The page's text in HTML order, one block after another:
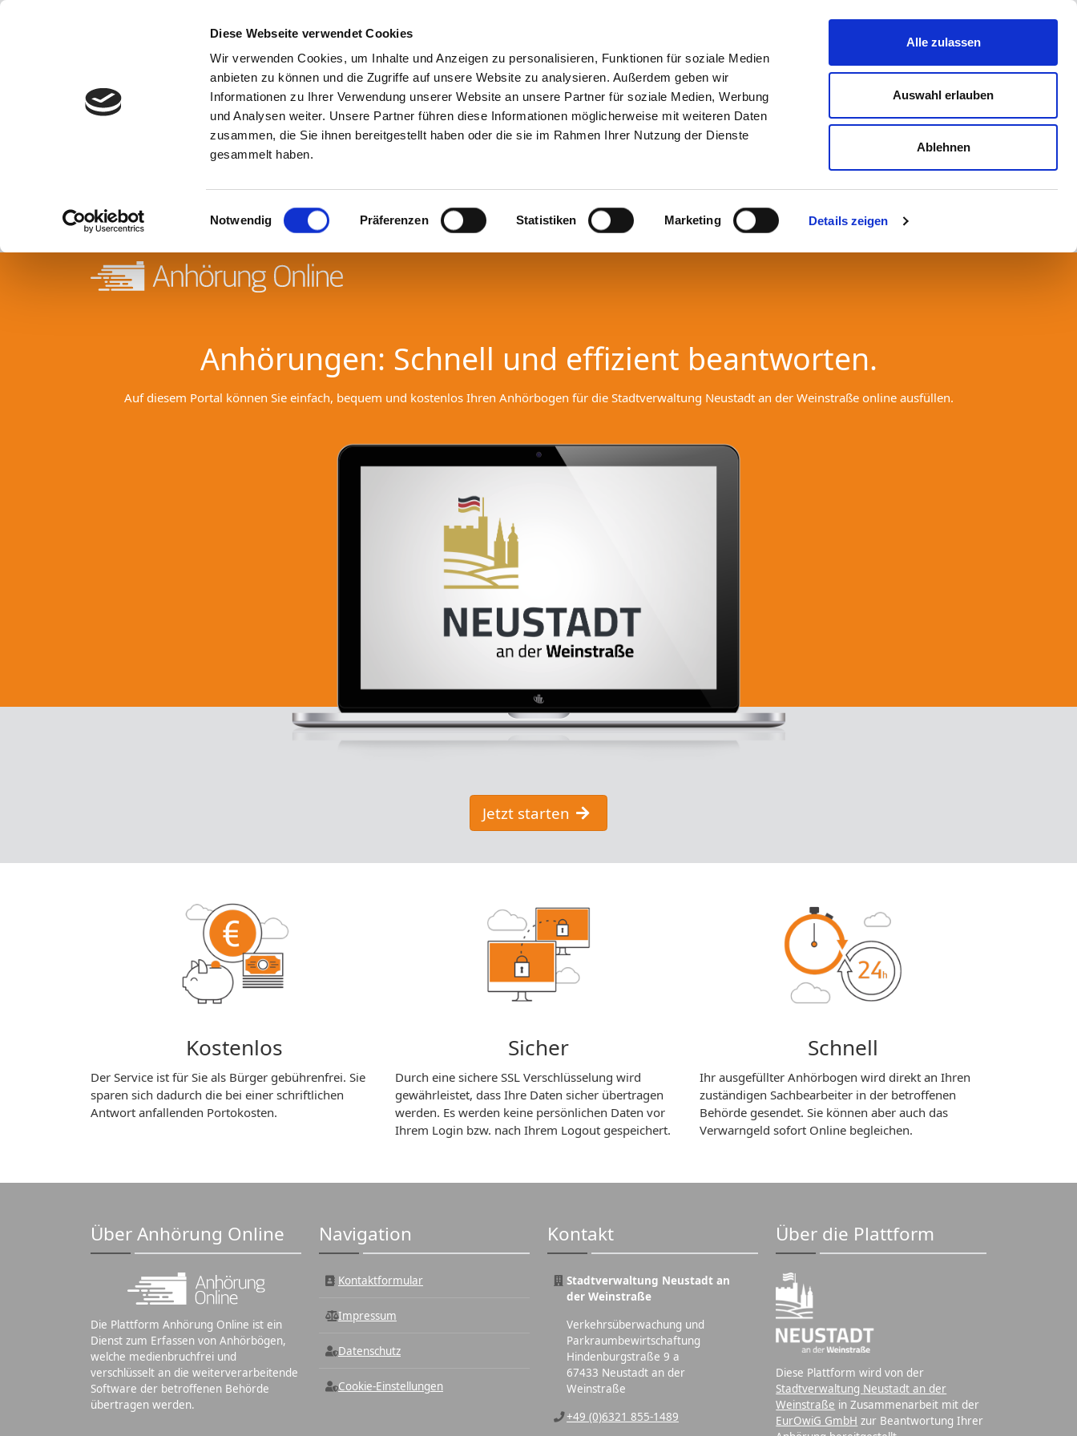
Diese Webseite verwendet Cookies
Wir verwenden Cookies, um Inhalte und Anzeigen zu personalisieren, Funktionen für soziale Medien
anbieten zu können und die Zugriffe auf unsere Website zu analysieren. Außerdem geben wir
Informationen zu Ihrer Verwendung unserer Website an unsere Partner für soziale Medien, Werbung
und Analysen weiter. Unsere Partner führen diese Informationen möglicherweise mit weiteren Daten
zusammen, die Sie ihnen bereitgestellt haben oder die sie im Rahmen Ihrer Nutzung der Dienste
gesammelt haben.
Einwilligungsauswahl
Notwendig Präferenzen Statistiken Marketing Details zeigen
Alle zulassen
Auswahl erlauben
Ablehnen
Anhörungen: Schnell und effizient beantworten.
Auf diesem Portal können Sie einfach, bequem und kostenlos Ihren Anhörbogen für die Stadtverwaltung Neustadt an der Weinstraße online ausfüllen.
Jetzt starten
Kostenlos
Der Service ist für Sie als Bürger gebührenfrei. Sie
sparen sich dadurch die bei einer schriftlichen
Antwort anfallenden Portokosten.
Sicher
Durch eine sichere SSL Verschlüsselung wird
gewährleistet, dass Ihre Daten sicher übertragen
werden. Es werden keine persönlichen Daten vor
Ihrem Login bzw. nach Ihrem Logout gespeichert.
Schnell
Ihr ausgefüllter Anhörbogen wird direkt an Ihren
zuständigen Sachbearbeiter in der betroffenen
Behörde gesendet. Sie können aber auch das
Verwarngeld sofort Online begleichen.
Über Anhörung Online
Die Plattform Anhörung Online ist ein
Dienst zum Erfassen von Anhörbögen,
welche medienbruchfrei und
verschlüsselt an die weiterverarbeitende
Software der betroffenen Behörde
übertragen werden.
Navigation
Kontaktformular
Impressum
Datenschutz
Cookie-Einstellungen
Kontakt
Stadtverwaltung Neustadt an
der Weinstraße
Verkehrsüberwachung und
Parkraumbewirtschaftung
Hindenburgstraße 9 a
67433 Neustadt an der
Weinstraße
+49 (0)6321 855-1489
Über die Plattform
Diese Plattform wird von der
Stadtverwaltung Neustadt an der
Weinstraße in Zusammenarbeit mit der
EurOwiG GmbH zur Beantwortung Ihrer